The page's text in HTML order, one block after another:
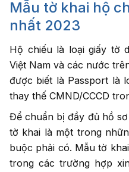
Mẫu tờ khai hộ
nhất 2023
Hộ chiếu là loại giấy tờ
Việt Nam và các nước
được biết là Passport là
thay thế CMND/CCCD
Để chuẩn bị đầy đủ hồ
tờ khai là một trong
buộc phải có. Mẫu tờ
trong các trường hợp
Dịch
vấn